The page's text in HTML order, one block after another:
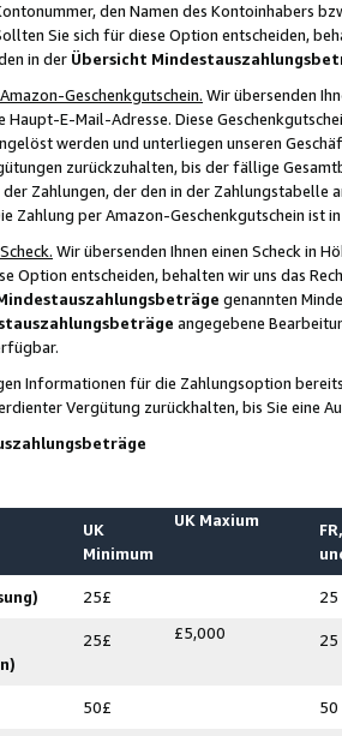
den Namen des Kontoinhabers
Sie sich für diese Option entscheiden,
in der Übersicht
Geschenkgutschein. Wir übersenden
Haupt-E-Mail-Adresse. Diese
werden und unterliegen unseren
zurückzuhalten, bis der fällige
der Zahlungen, der den in der
Zahlung per Amazon-Geschenkgutschein ist
Wir übersenden Ihnen einen Scheck in
Option entscheiden, behalten wir uns das
genannten
angegebene
Informationen für die Zahlungsoption
Vergütung zurückhalten, bis Sie
UK
Minimum
UK Maxium
25£ 25
25£ £5,000 25
50£ 50